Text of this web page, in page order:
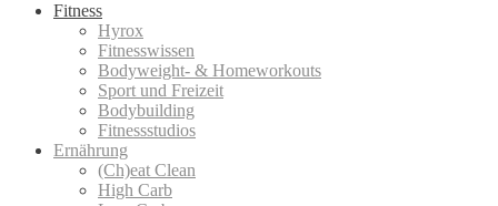
Fitness
Hyrox
Fitnesswissen
Bodyweight- & Homeworkouts
Sport und Freizeit
Bodybuilding
Fitnessstudios
Ernährung
(Ch)eat Clean
High Carb